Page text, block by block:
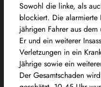
Sowohl die linke, als
blockiert. Die alarmierte
jährigen Fahrer aus
Er und ein weiterer
Verletzungen in ein
Jährige sowie ein
Der Gesamtschaden